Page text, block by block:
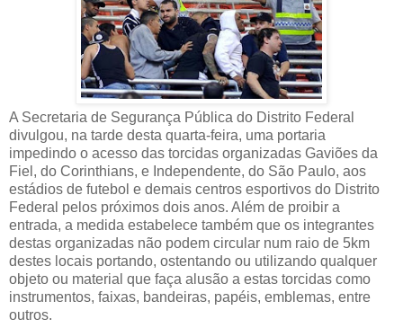
A Secretaria de Segurança Pública do Distrito Federal
divulgou, na tarde desta quarta-feira, uma portaria
impedindo o acesso das torcidas organizadas Gaviões da
Fiel, do Corinthians, e Independente, do São Paulo, aos
estádios de futebol e demais centros esportivos do Distrito
Federal pelos próximos dois anos. Além de proibir a
entrada, a medida estabelece também que os integrantes
destas organizadas não podem circular num raio de 5km
destes locais portando, ostentando ou utilizando qualquer
objeto ou material que faça alusão a estas torcidas como
instrumentos, faixas, bandeiras, papéis, emblemas, entre
outros.